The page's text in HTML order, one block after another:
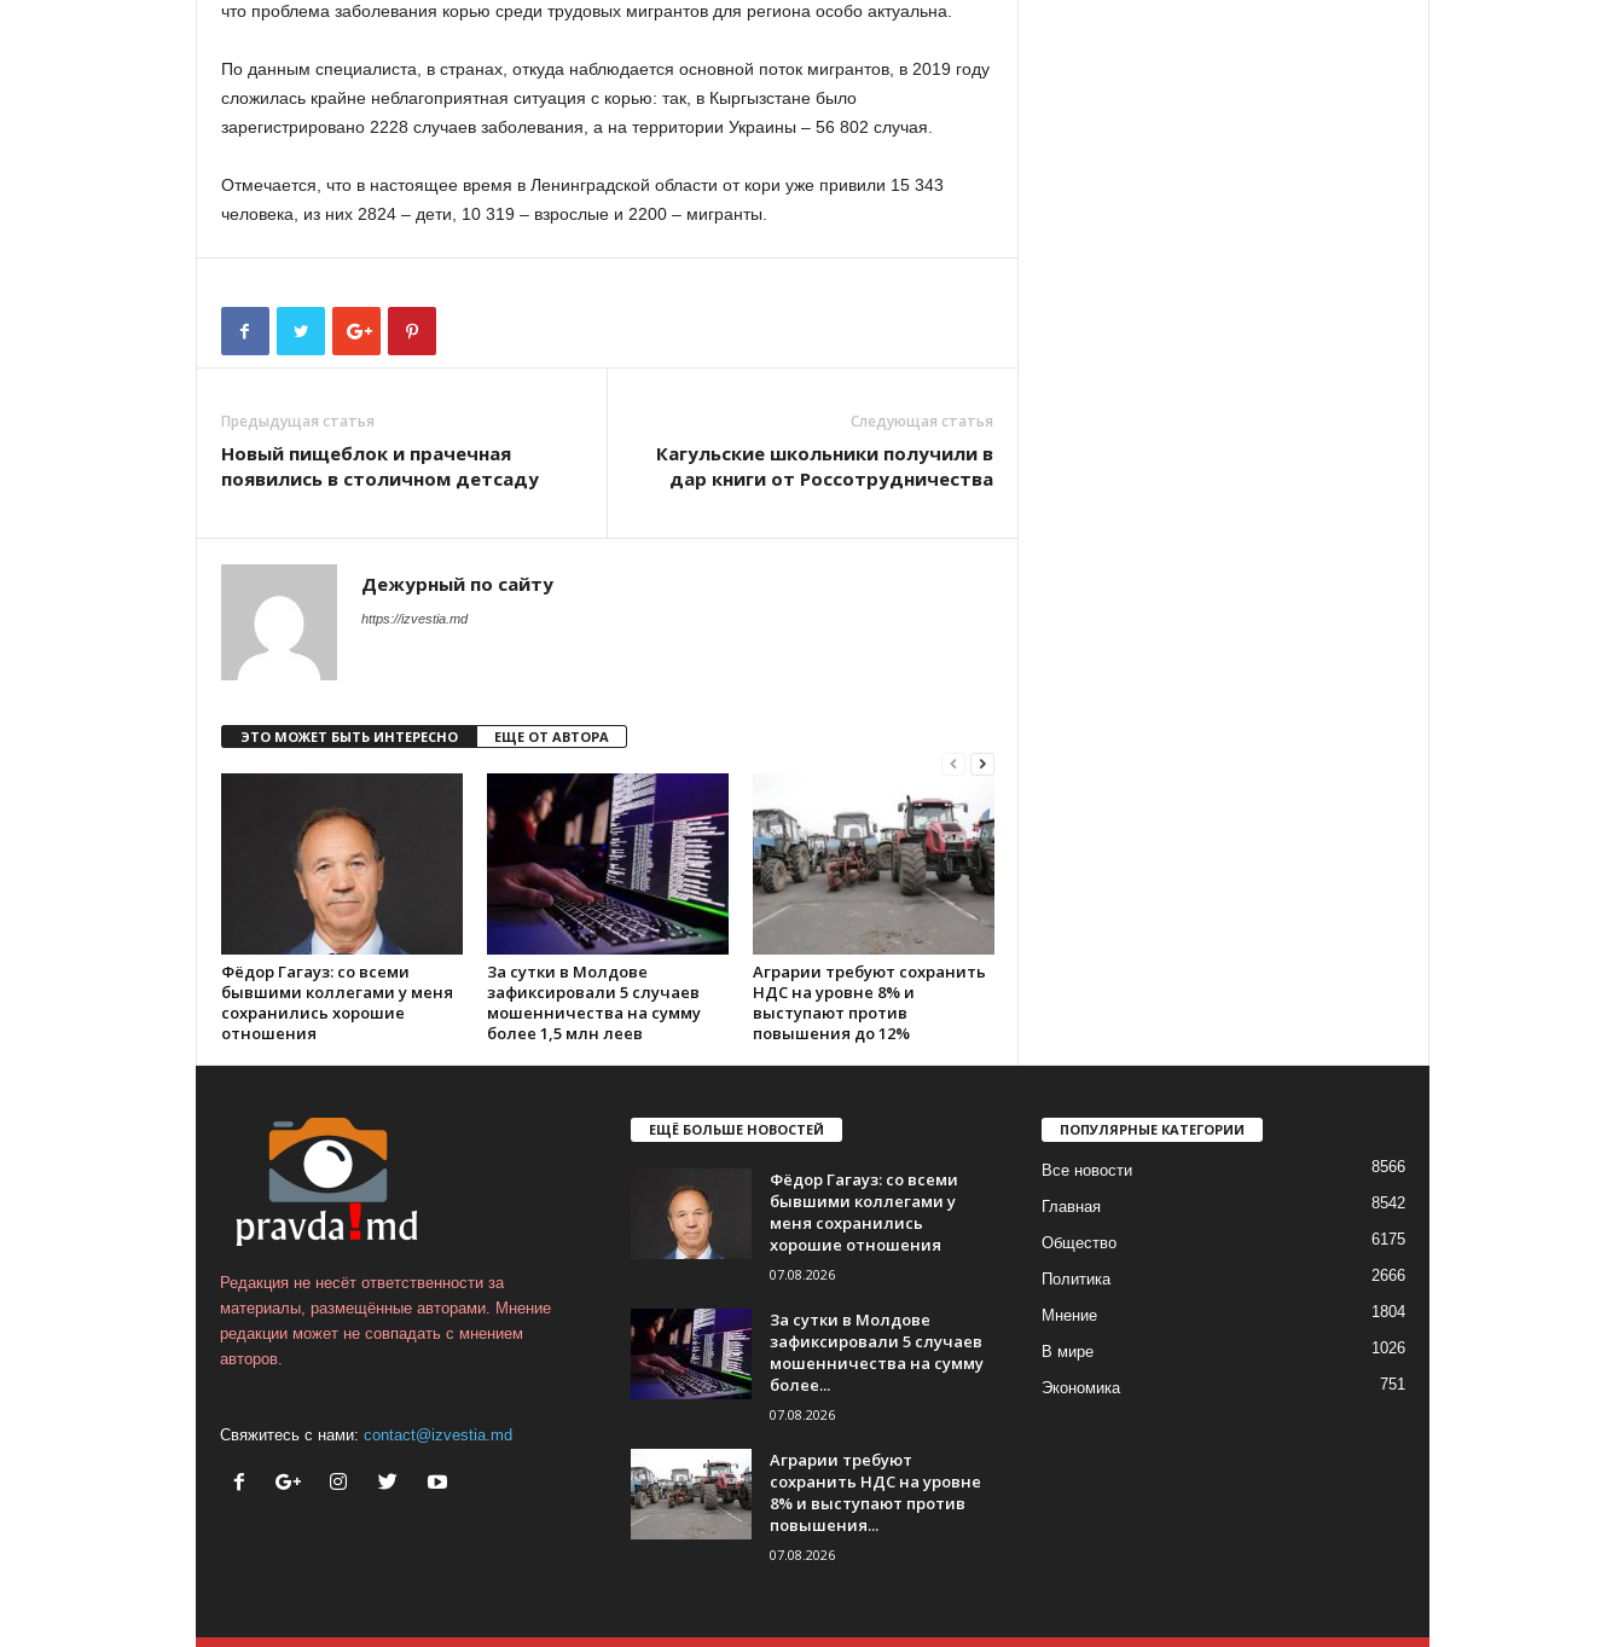
что проблема заболевания корью среди трудовых мигрантов для региона особо актуальна.
По данным специалиста, в странах, откуда наблюдается основной поток мигрантов, в 2019 году
сложилась крайне неблагоприятная ситуация с корью: так, в Кыргызстане было
зарегистрировано 2228 случаев заболевания, а на территории Украины – 56 802 случая.
Отмечается, что в настоящее время в Ленинградской области от кори уже привили 15 343
человека, из них 2824 – дети, 10 319 – взрослые и 2200 – мигранты.
Предыдущая статья
Новый пищеблок и прачечная
появились в столичном детсаду
Следующая статья
Кагульские школьники получили в
дар книги от Россотрудничества
Дежурный по сайту
https://izvestia.md
ЭТО МОЖЕТ БЫТЬ ИНТЕРЕСНО ЕЩЕ ОТ АВТОРА
Фёдор Гагауз: со всеми
бывшими коллегами у меня
сохранились хорошие
отношения
За сутки в Молдове
зафиксировали 5 случаев
мошенничества на сумму
более 1,5 млн леев
Аграрии требуют сохранить
НДС на уровне 8% и
выступают против
повышения до 12%
Редакция не несёт ответственности за
материалы, размещённые авторами. Мнение
редакции может не совпадать с мнением
авторов.
Свяжитесь с нами: contact@izvestia.md
ЕЩЁ БОЛЬШЕ НОВОСТЕЙ
Фёдор Гагауз: со всеми
бывшими коллегами у
меня сохранились
хорошие отношения
07.08.2026
За сутки в Молдове
зафиксировали 5 случаев
мошенничества на сумму
более...
07.08.2026
Аграрии требуют
сохранить НДС на уровне
8% и выступают против
повышения...
07.08.2026
ПОПУЛЯРНЫЕ КАТЕГОРИИ
Все новости 8566
Главная 8542
Общество 6175
Политика 2666
Мнение 1804
В мире 1026
Экономика 751